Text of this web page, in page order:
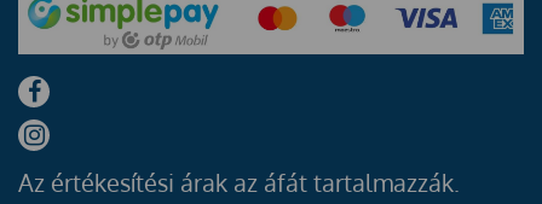
Az értékesítési árak az áfát tartalmazzák.